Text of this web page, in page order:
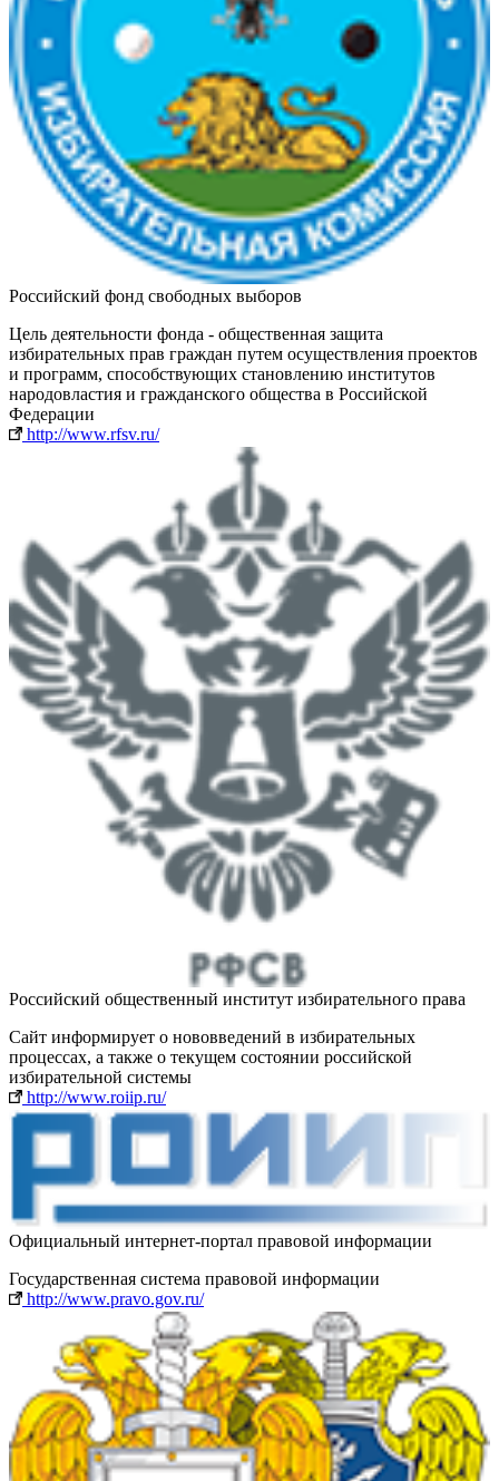
Российский фонд свободных выборов
Цель деятельности фонда - общественная защита
избирательных прав граждан путем осуществления проектов
и программ, способствующих становлению институтов
народовластия и гражданского общества в Российской
Федерации
http://www.rfsv.ru/
Российский общественный институт избирательного права
Cайт информирует о нововведений в избирательных
процессах, а также о текущем состоянии российской
избирательной системы
http://www.roiip.ru/
Официальный интернет-портал правовой информации
Государственная система правовой информации
http://www.pravo.gov.ru/